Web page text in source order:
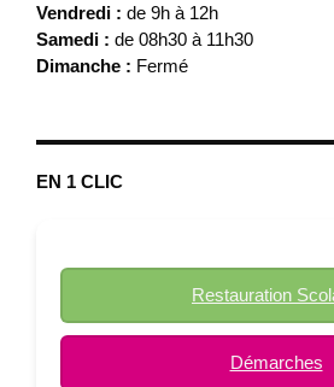
Vendredi : de 9h à 12h
Samedi : de 08h30 à 11h30
Dimanche : Fermé
EN 1 CLIC
Restauration
Démarches